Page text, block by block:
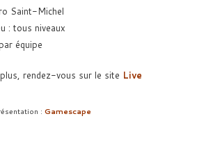
Saint-Michel
: tous niveaux
équipe
rendez-vous sur le site Live
: Gamescape